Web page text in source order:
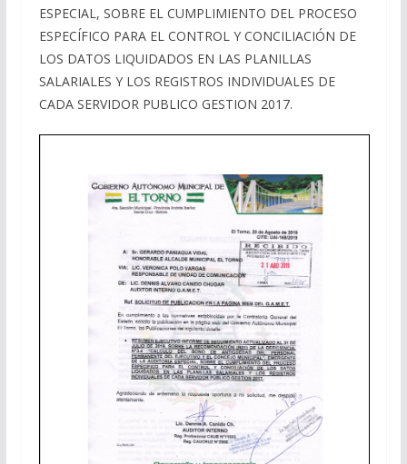
ESPECIAL, SOBRE EL CUMPLIMIENTO DEL PROCESO
ESPECÍFICO PARA EL CONTROL Y CONCILIACIÓN DE
LOS DATOS LIQUIDADOS EN LAS PLANILLAS
SALARIALES Y LOS REGISTROS INDIVIDUALES DE
CADA SERVIDOR PUBLICO GESTION 2017.